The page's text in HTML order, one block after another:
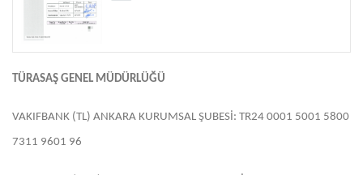
TÜRASAŞ GENEL MÜDÜRLÜĞÜ
VAKIFBANK (TL) ANKARA KURUMSAL ŞUBESİ: TR24 0001 5001 5800
7311 9601 96